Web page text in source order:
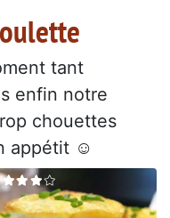
tant
enfin notre
chouettes
appétit ☺